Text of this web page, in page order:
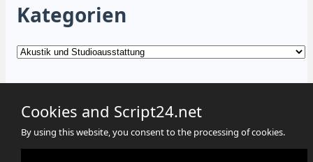
Kategorien
Kategorien
Cookies Datenschutz Impressum
Cookies and Script24.net
By using this website, you consent to the processing of cookies.